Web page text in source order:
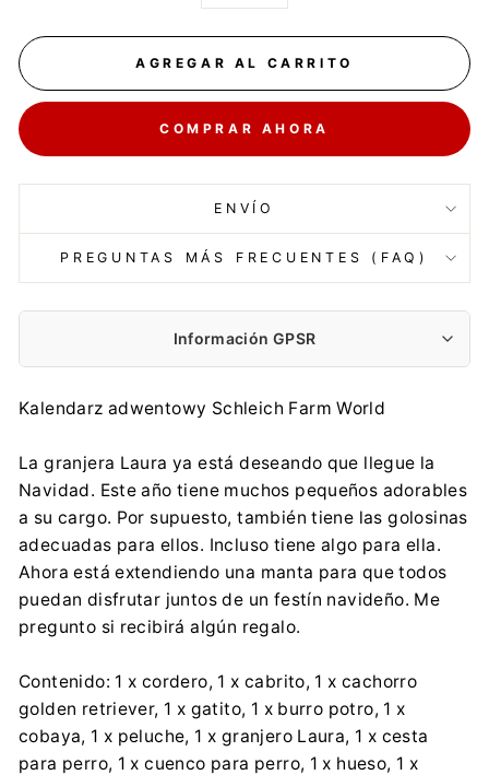
AGREGAR AL CARRITO
COMPRAR AHORA
ENVÍO
PREGUNTAS MÁS FRECUENTES (FAQ)
Información GPSR
Kalendarz adwentowy Schleich Farm World
La granjera Laura ya está deseando que llegue la
Navidad. Este año tiene muchos pequeños adorables
a su cargo. Por supuesto, también tiene las golosinas
adecuadas para ellos. Incluso tiene algo para ella.
Ahora está extendiendo una manta para que todos
puedan disfrutar juntos de un festín navideño. Me
pregunto si recibirá algún regalo.
Contenido: 1 x cordero, 1 x cabrito, 1 x cachorro
golden retriever, 1 x gatito, 1 x burro potro, 1 x
cobaya, 1 x peluche, 1 x granjero Laura, 1 x cesta
para perro, 1 x cuenco para perro, 1 x hueso, 1 x